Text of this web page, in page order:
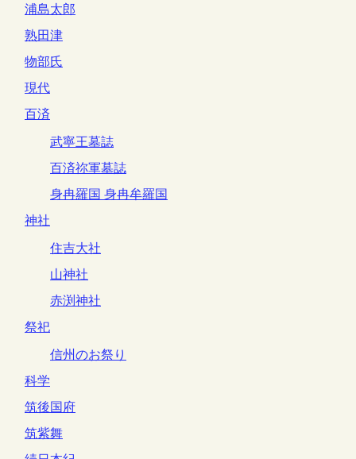
浦島太郎
熟田津
物部氏
現代
百済
武寧王墓誌
百済祢軍墓誌
身冉羅国 身冉牟羅国
神社
住吉大社
山神社
赤渕神社
祭祀
信州のお祭り
科学
筑後国府
筑紫舞